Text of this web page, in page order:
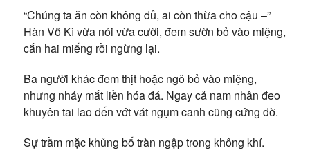
“Chúng ta ăn còn không đủ, ai còn thừa cho cậu –”
Hàn Võ Kì vừa nói vừa cười, đem sườn bỏ vào miệng,
cắn hai miếng rồi ngừng lại.
Ba người khác đem thịt hoặc ngô bỏ vào miệng,
nhưng nháy mắt liền hóa đá. Ngay cả nam nhân đeo
khuyên tai lao đến vớt vát ngụm canh cũng cứng đờ.
Sự trầm mặc khủng bố tràn ngập trong không khí.